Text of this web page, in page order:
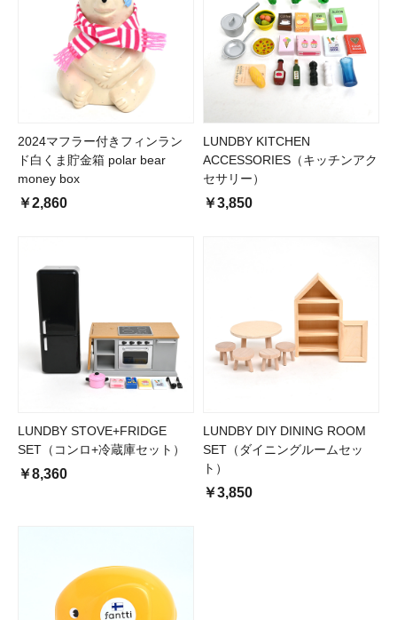
2024マフラー付きフィンラン
ド白くま貯金箱 polar bear
money box
￥2,860
LUNDBY KITCHEN
ACCESSORIES（キッチンアク
セサリー）
￥3,850
LUNDBY STOVE+FRIDGE
SET（コンロ+冷蔵庫セット）
￥8,360
LUNDBY DIY DINING ROOM
SET（ダイニングルームセッ
ト）
￥3,850